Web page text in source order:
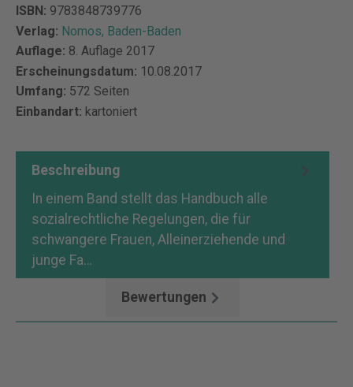
ISBN: 9783848739776
Verlag: Nomos, Baden-Baden
Auflage: 8. Auflage 2017
Erscheinungsdatum: 10.08.2017
Umfang: 572 Seiten
Einbandart: kartoniert
Beschreibung
In einem Band stellt das Handbuch alle
sozialrechtliche Regelungen, die für
schwangere Frauen, Alleinerziehende und
junge Fa…
Bewertungen